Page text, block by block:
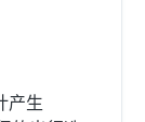
产生